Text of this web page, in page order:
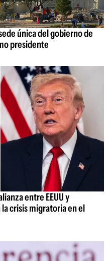
única del gobierno de
presidente
entre EEUU y
crisis migratoria en el